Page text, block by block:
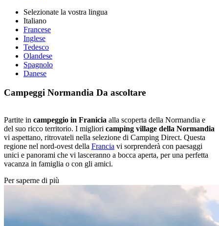
Selezionate la vostra lingua
Italiano
Francese
Inglese
Tedesco
Olandese
Spagnolo
Danese
Campeggi Normandia Da ascoltare
Partite in campeggio in Franicia alla scoperta della Normandia e
del suo ricco territorio. I migliori camping village della Normandia
vi aspettano, ritrovateli nella selezione di Camping Direct. Questa
regione nel nord-ovest della Francia vi sorprenderà con paesaggi
unici e panorami che vi lasceranno a bocca aperta, per una perfetta
vacanza in famiglia o con gli amici.
Per saperne di più